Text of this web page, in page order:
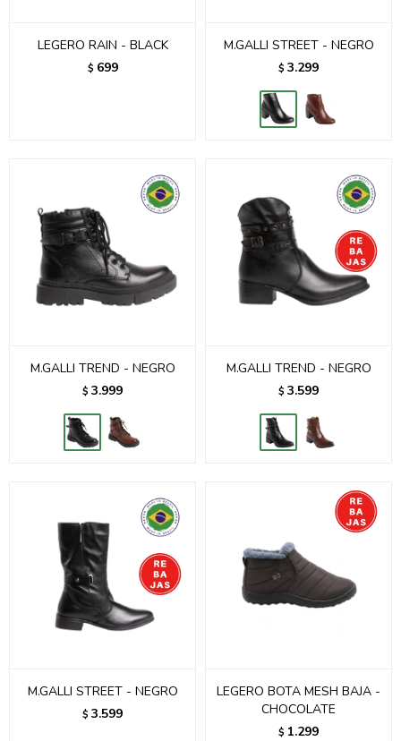
LEGERO RAIN - BLACK
$ 699
M.GALLI STREET - NEGRO
$ 3.299
M.GALLI TREND - NEGRO
$ 3.999
M.GALLI TREND - NEGRO
$ 3.599
M.GALLI STREET - NEGRO
$ 3.599
LEGERO BOTA MESH BAJA -
CHOCOLATE
$ 1.299